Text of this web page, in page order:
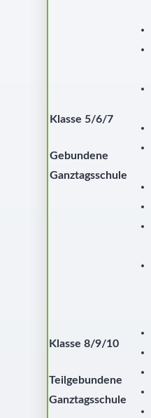
Klasse 5/6/7
Gebundene
Ganztagsschule
Klasse 8/9/10
Teilgebundene
Ganztagsschule